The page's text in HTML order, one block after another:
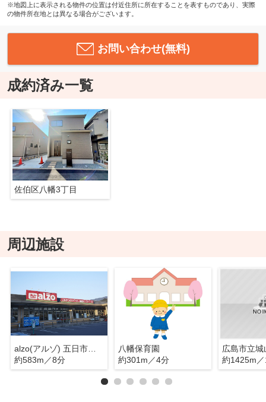
※地図上に表示される物件の位置は付近住所に所在することを表すものであり、実際
の物件所在地とは異なる場合がございます。
お問い合わせ(無料)
成約済み一覧
佐伯区八幡3丁目
周辺施設
alzo(アルゾ) 五日市利松店
約583m／8分
八幡保育園
約301m／4分
広島市立城
約1425m